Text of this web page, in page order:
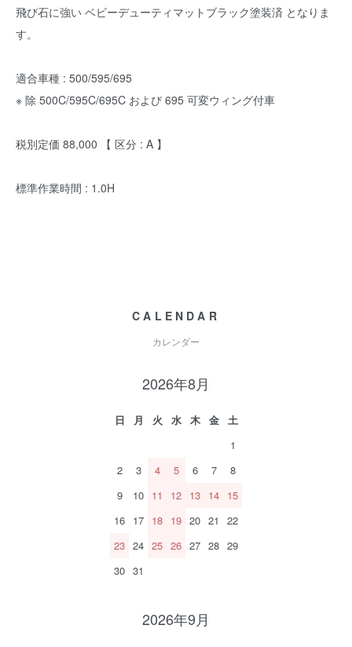
飛び石に強い ベビーデューティマットブラック塗装済 となりま
す。
適合車種 : 500/595/695
※ 除 500C/595C/695C および 695 可変ウィング付車
税別定価 88,000 【 区分 : A 】
標準作業時間 : 1.0H
CALENDAR
カレンダー
2026年8月
日 月 火 水 木 金
土
1
2
3 4 5 6 7
8
9
10 11 12 13 14 15
16 17 18 19 20 21
22
23 24 25 26 27 28 29
30 31
2026年9月